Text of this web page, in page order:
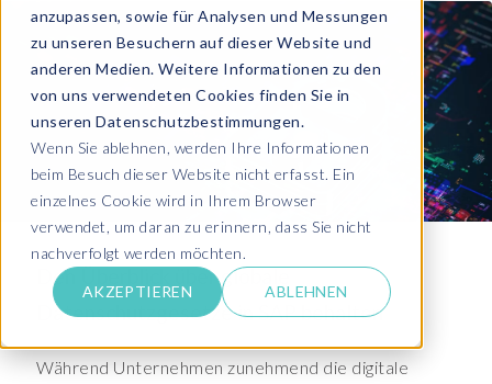
anzupassen, sowie für Analysen und Messungen
zu unseren Besuchern auf dieser Website und
anderen Medien. Weitere Informationen zu den
von uns verwendeten Cookies finden Sie in
unseren Datenschutzbestimmungen.
Wenn Sie ablehnen, werden Ihre Informationen
beim Besuch dieser Website nicht erfasst. Ein
einzelnes Cookie wird in Ihrem Browser
verwendet, um daran zu erinnern, dass Sie nicht
nachverfolgt werden möchten.
AKZEPTIEREN ABLEHNEN
Den Überblick über globale
Datenschutzgesetze in SAP behalten
Während Unternehmen zunehmend die digitale